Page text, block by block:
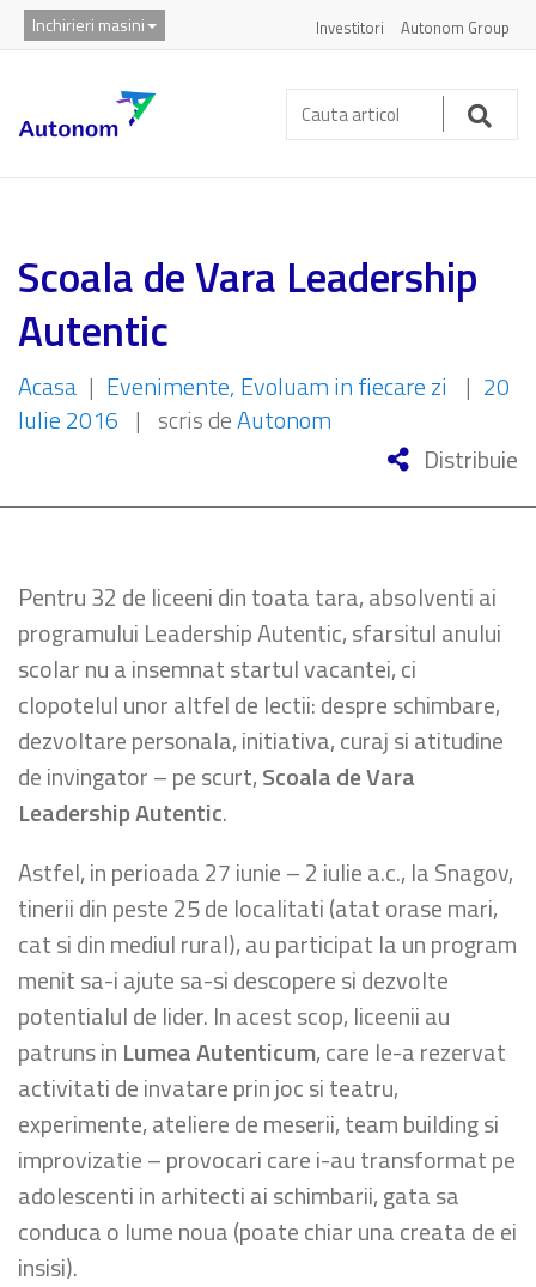
Inchirieri masini Investitori Autonom Group
Cauta
articol:
Scoala de Vara Leadership
Autentic
Acasa | Evenimente Evoluam in fiecare zi | 20
Iulie 2016 | scris deAutonom
Distribuie
Pentru 32 de liceeni din toata tara, absolventi ai
programului Leadership Autentic, sfarsitul anului
scolar nu a insemnat startul vacantei, ci
clopotelul unor altfel de lectii: despre schimbare,
dezvoltare personala, initiativa, curaj si atitudine
de invingator – pe scurt,Scoala de Vara
Leadership Autentic.
Astfel, in perioada 27 iunie – 2 iulie a.c., la Snagov,
tinerii din peste 25 de localitati (atat orase mari,
cat si din mediul rural), au participat la un program
menit sa-i ajute sa-si descopere si dezvolte
potentialul de lider. In acest scop, liceenii au
patruns in Lumea Autenticum, care le-a rezervat
activitati de invatare prin joc si teatru,
experimente, ateliere de meserii, team building si
improvizatie – provocari care i-au transformat pe
adolescenti in arhitecti ai schimbarii, gata sa
conduca o lume noua (poate chiar una creata de ei
insisi).